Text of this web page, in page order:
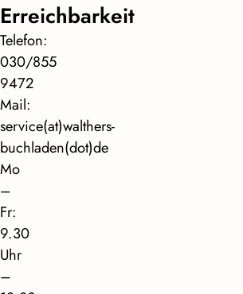
Erreichbarkeit
Telefon:
030/855
9472
Mail:
service(at)walthers-
buchladen(dot)de
Mo
–
Fr:
9.30
Uhr
–